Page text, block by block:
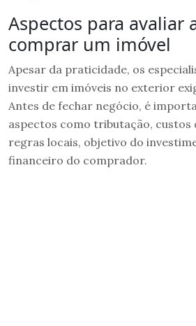
Aspectos para avaliar
comprar um imóvel
Apesar da praticidade, os
investir em imóveis no exterior
Antes de fechar negócio, é
aspectos como tributação, custos
regras locais, objetivo do
financeiro do comprador.